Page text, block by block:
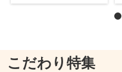
こだわり特集